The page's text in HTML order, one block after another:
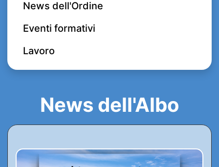
News dell'Ordine
Eventi formativi
Lavoro
News dell'Albo